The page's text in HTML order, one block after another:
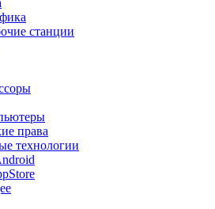
станции
права
технологии